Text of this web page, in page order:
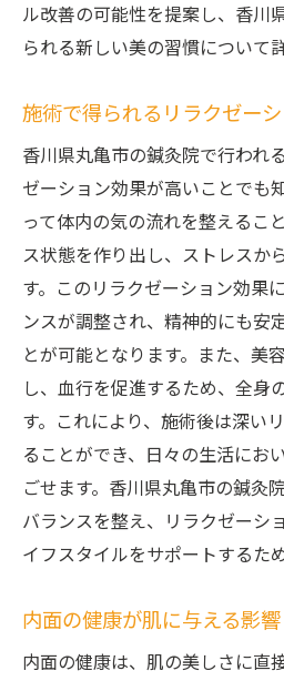
ル改善の可能性を提案し、香川
られる新しい美の習慣について
施術で得られるリラクゼー
香川県丸亀市の鍼灸院で行われ
ゼーション効果が高いことでも
って体内の気の流れを整えるこ
ス状態を作り出し、ストレスか
す。このリラクゼーション効果
ンスが調整され、精神的にも安
とが可能となります。また、美
し、血行を促進するため、全身
す。これにより、施術後は深い
ることができ、日々の生活にお
ごせます。香川県丸亀市の鍼灸
バランスを整え、リラクゼーシ
イフスタイルをサポートするた
内面の健康が肌に与える影響
内面の健康は、肌の美しさに直